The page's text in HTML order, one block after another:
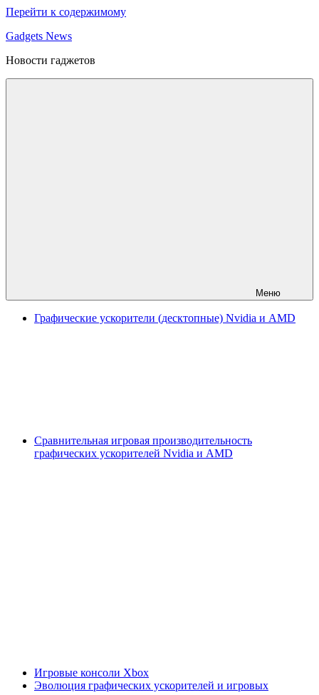
Перейти к содержимому
Gadgets News
Новости гаджетов
Меню
Графические ускорители (десктопные) Nvidia и AMD
Сравнительная игровая производительность
графических ускорителей Nvidia и AMD
Игровые консоли Xbox
Эволюция графических ускорителей и игровых